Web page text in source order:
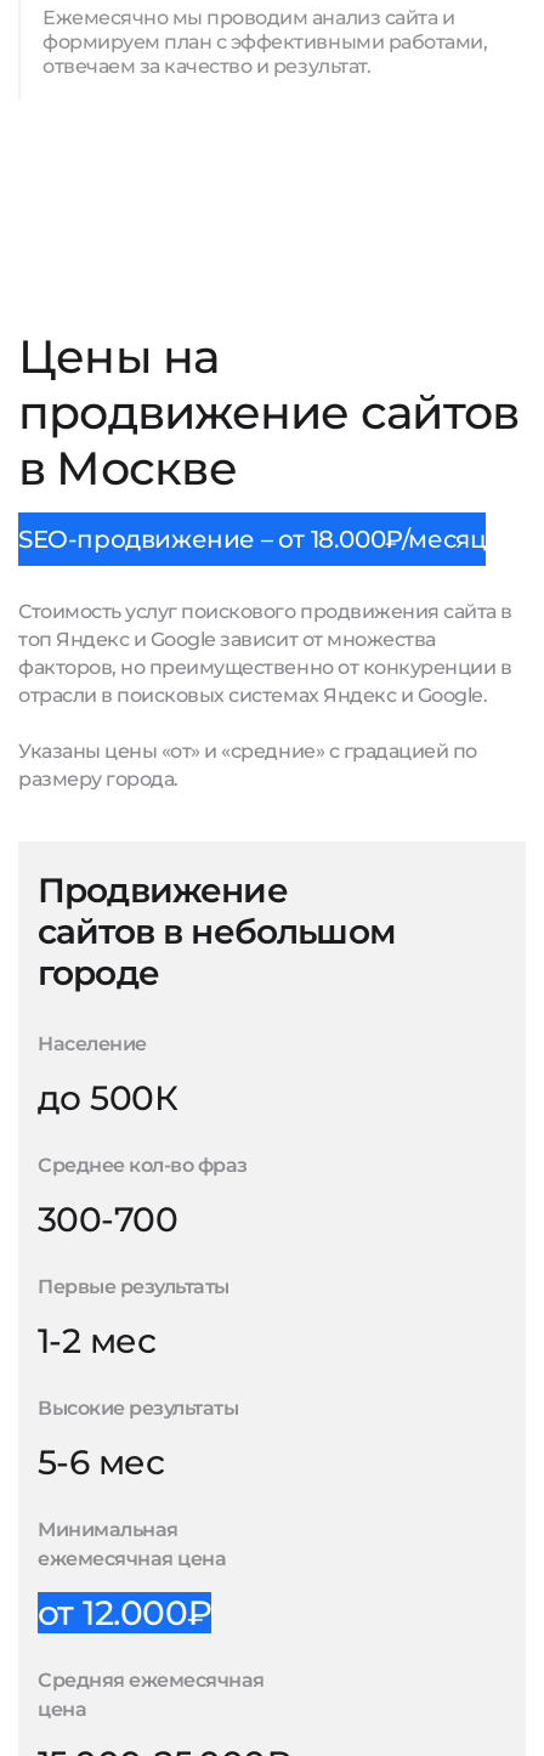
Ежемесячно мы проводим анализ сайта и
формируем план с эффективными работами,
отвечаем за качество и результат.
Цены на
продвижение сайтов
в Москве
SEO-продвижение – от 18.000₽/месяц
Стоимость услуг поискового продвижения сайта в
топ Яндекс и Google зависит от множества
факторов, но преимущественно от конкуренции в
отрасли в поисковых системах Яндекс и Google.
Указаны цены «от» и «средние» с градацией по
размеру города.
Продвижение
сайтов в небольшом
городе
Население
до 500К
Среднее кол-во фраз
300-700
Первые результаты
1-2 мес
Высокие результаты
5-6 мес
Минимальная
ежемесячная цена
от 12.000₽
Средняя ежемесячная
цена